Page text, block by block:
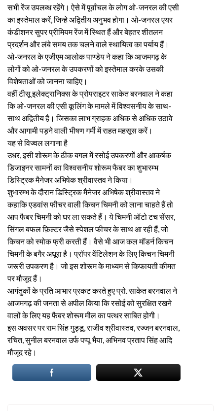
सभी रेंज उपलब्ध रहेंगे। ऐसे में पूर्वांचल के लोग ओ-जनरल की एसी
का इस्तेमाल करें, जिन्हे अद्वितीय अनुभव होगा। ओ-जनरल एयर
कंडीशनर सुपर प्रीमियम रेंज में स्थित हैं और बेहतर शीतलन
प्रदर्शन और लंबे समय तक चलने वाले स्थायित्व का पर्याय हैं।
ओ-जनरल के एजीएम आलोक पाण्डेय ने कहा कि आजमगढ़ के
लोगों को ओ-जनरल के उपकरणों को इस्तेमाल करके उसकी
विशेषताओं को जानना चाहिए।
वहीं टीसू इलेक्ट्रानिक्स के प्रोपराइटर साकेत बरनवाल ने कहा
कि ओ-जनरल की एसी कूलिंग के मामले में विश्वसनीय के साथ-
साथ अद्वितीय है। जिसका लाभ ग्राहक अधिक से अधिक उठावे
और आगामी पड़ने वाली भीषण गर्मी में राहत महसूस करें।
यह से विज्वल लगाना है
उधर, इसी शोरूम के ठीक बगल में रसोई उपकरणों और आकर्षक
डिजाइनर सामनों का विश्वसनीय शोरूम फैबर का शुभारम्भ
डिस्ट्रिक मैनेजर अभिषेक श्रीवास्तव ने किया।
शुभारम्भ के दौरान डिस्ट्रिक मैनेजर अभिषेक श्रीवास्तव ने
कहाकि एडवांस फीचर वाली किचन चिमनी को लाना चाहते हैं तो
आप फैबर चिमनी को घर ला सकते हैं। ये चिमनी ऑटो टच सेंसर,
सिंगल बफल फ़िल्टर जैसे स्पेशल फीचर के साथ आ रही हैं, जो
किचन को स्मोक फ्री करती हैं। वैसे भी आज कल मॉडर्न किचन
चिमनी के बगैर अधूरा है। प्रॉपर वेंटिलेशन के लिए किचन चिमनी
जरूरी उपकरण है। जो इस शोरूम के माध्यम से किफायती कीमत
पर मौजूद हैं।
आगंतुकों के प्रति आभार प्रकट करते हुए प्रो. साकेत बरनवाल ने
आजमगढ़ की जनता से अपील किया कि रसोई को सुरक्षित रखने
वालों के लिए यह फैबर शोरूम मील का पत्थर साबित होगी।
इस अवसर पर राम सिंह गुड्डू, राजीव श्रीवास्तव, रज्जन बरनवाल,
रचित, सुनील बरनवाल उर्फ पप्पू भैया, अभिनव प्रताप सिंह आदि
मौजूद रहे।